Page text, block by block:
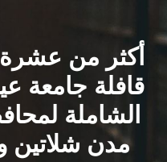
أكثر من
قافلة جامعة
الشاملة
مدن شلاتين